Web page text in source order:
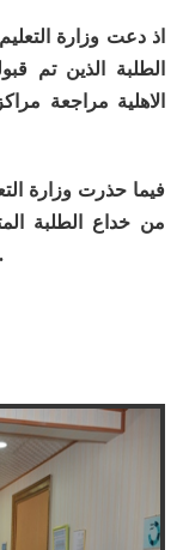
اذ دعت وزارة
الطلبة الذين تم
الاهلية مراجعة
فيما حذرت وزارة
من خداع الطلبة
المالية اثناء التسجيل خاصة الطلبة الاحتياط .